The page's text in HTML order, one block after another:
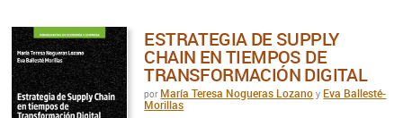
ESTRATEGIA DE SUPPLY
CHAIN EN TIEMPOS DE
TRANSFORMACIÓN DIGITAL
por María Teresa Nogueras Lozano y Eva Ballesté-
Morillas